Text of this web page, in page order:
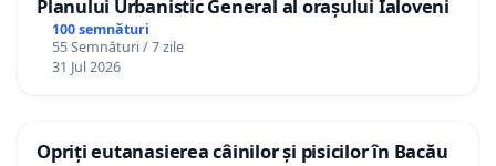
Planului Urbanistic General al orașului Ialoveni
100 semnături
55 Semnături / 7 zile
31 Jul 2026
Opriți eutanasierea câinilor și pisicilor în Bacău